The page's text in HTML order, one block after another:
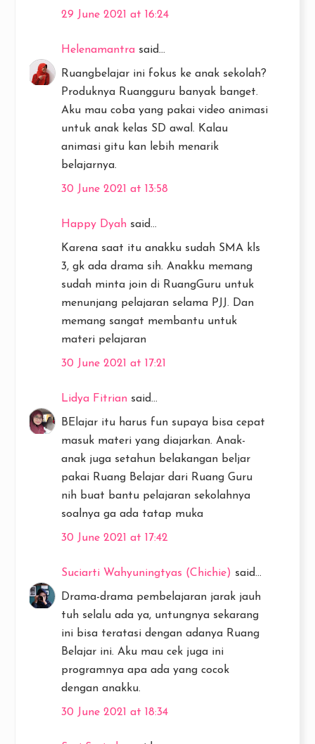
29 June 2021 at 16:24
Helenamantra said...
Ruangbelajar ini fokus ke anak sekolah?
Produknya Ruangguru banyak banget.
Aku mau coba yang pakai video animasi
untuk anak kelas SD awal. Kalau
animasi gitu kan lebih menarik
belajarnya.
30 June 2021 at 13:58
Happy Dyah said...
Karena saat itu anakku sudah SMA kls
3, gk ada drama sih. Anakku memang
sudah minta join di RuangGuru untuk
menunjang pelajaran selama PJJ. Dan
memang sangat membantu untuk
materi pelajaran
30 June 2021 at 17:21
Lidya Fitrian said...
BElajar itu harus fun supaya bisa cepat
masuk materi yang diajarkan. Anak-
anak juga setahun belakangan beljar
pakai Ruang Belajar dari Ruang Guru
nih buat bantu pelajaran sekolahnya
soalnya ga ada tatap muka
30 June 2021 at 17:42
Suciarti Wahyuningtyas (Chichie) said...
Drama-drama pembelajaran jarak jauh
tuh selalu ada ya, untungnya sekarang
ini bisa teratasi dengan adanya Ruang
Belajar ini. Aku mau cek juga ini
programnya apa ada yang cocok
dengan anakku.
30 June 2021 at 18:34